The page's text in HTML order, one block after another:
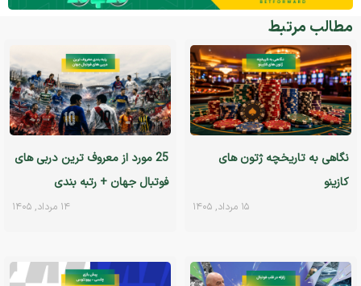
مطالب مرتبط
نگاهی به تاریخچه ژتون های
کازینو
۱۵ مرداد, ۱۴۰۵
25 مورد از معروف ترین دربی های
فوتبال جهان + رتبه بندی
۱۴ مرداد, ۱۴۰۵